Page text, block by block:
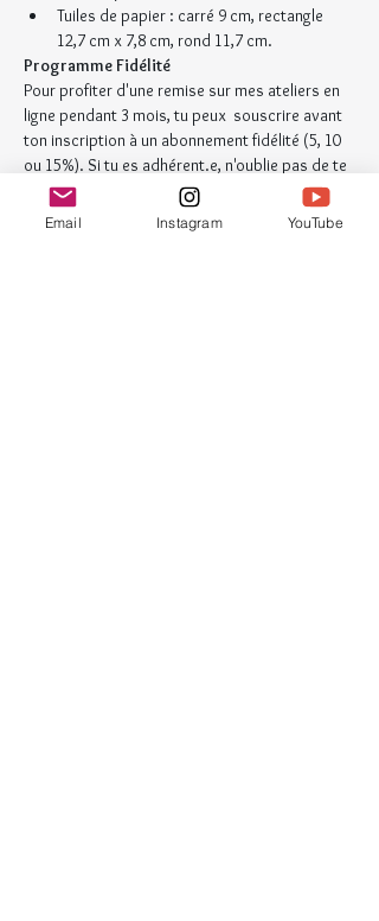
Tuiles de papier : carré 9 cm, rectangle
12,7 cm x 7,8 cm, rond 11,7 cm.
Programme Fidélité
Pour profiter d'une remise sur mes ateliers en
ligne pendant 3 mois, tu peux  souscrire avant
ton inscription à un abonnement fidélité (5, 10
ou 15%). Si tu es adhérent.e, n'oublie pas de te
connecter à mon site avant l'achat de l'atelier.
Email Instagram YouTube